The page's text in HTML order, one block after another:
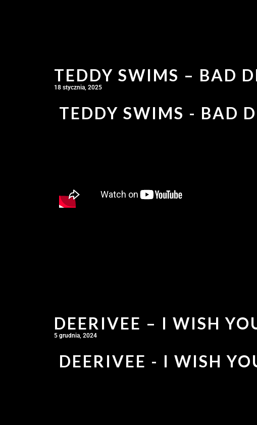
TEDDY SWIMS – BAD
18 stycznia, 2025
TEDDY SWIMS - BAD
DEERIVEE – I WISH
5 grudnia, 2024
DEERIVEE - I WISH